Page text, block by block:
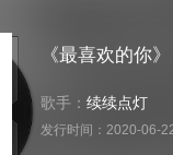
《最喜欢的你》
歌手： 续续点灯
发行时间： 2020-06-